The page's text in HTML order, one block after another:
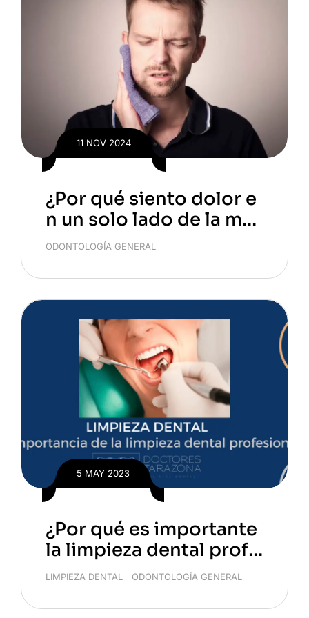
11 NOV 2024
¿Por qué siento dolor e
n un solo lado de la ma
ndíbula? Causas y soluc
ODONTOLOGÍA GENERAL
5 MAY 2023
¿Por qué es importante
la limpieza dental profe
sional?
LIMPIEZA DENTAL ODONTOLOGÍA GENERAL